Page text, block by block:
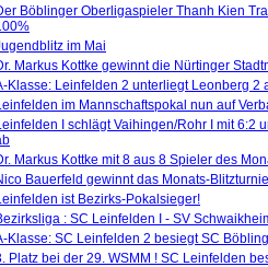
Böblinger Oberligaspieler Thanh Kien
im Mai
Markus Kottke gewinnt die Nürtinger
Klasse: Leinfelden 2 unterliegt Leonberg 2
im Mannschaftspokal nun auf
I schlägt Vaihingen/Rohr I mit 6:2
Markus Kottke mit 8 aus 8 Spieler des
Bauerfeld gewinnt das Monats-
ist Bezirks-Pokalsieger!
: SC Leinfelden I - SV
Klasse: SC Leinfelden 2 besiegt SC
Platz bei der 29. WSMM ! SC Leinfelden